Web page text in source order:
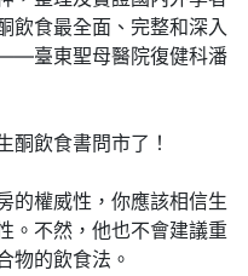
飲食最全面、完整和深入
臺東聖母醫院復健科潘
酮飲食書問市了！
的權威性，你應該相信生
。不然，他也不會建議重
物的飲食法。